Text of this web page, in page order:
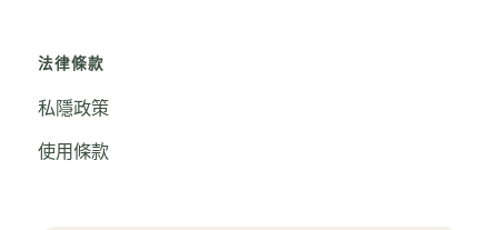
法律條款
私隱政策
使用條款